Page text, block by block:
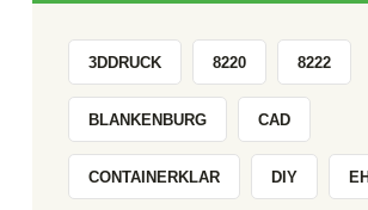
3DDRUCK 8220 8222
BLANKENBURG CAD
CONTAINERKLAR DIY